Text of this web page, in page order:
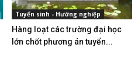
Tuyển sinh - Hướng nghiệp
Hàng loạt các trường đại học
lớn chốt phương án tuyển...